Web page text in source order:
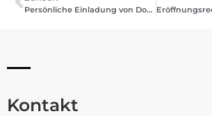
Persönliche Einladung von Donat Kamber, Gruppenausstellung Adventures im Wunderland II 10.06.2023
Kontakt